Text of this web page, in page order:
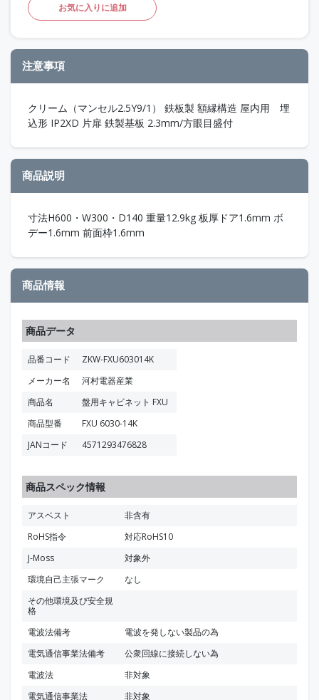
お気に入りに追加
注意事項
クリーム（マンセル2.5Y9/1） 鉄板製 額縁構造 屋内用 埋
込形 IP2XD 片扉 鉄製基板 2.3mm/方眼目盛付
商品説明
寸法H600・W300・D140 重量12.9kg 板厚ドア1.6mm ボ
デー1.6mm 前面枠1.6mm
商品情報
商品データ
品番コード
ZKW-FXU603014K
メーカー名
河村電器産業
商品名
盤用キャビネット FXU
商品型番
FXU 6030-14K
JANコード
4571293476828
商品スペック情報
アスベスト
非含有
RoHS指令
対応RoHS10
J-Moss
対象外
環境自己主張マーク
なし
その他環境及び安全規
格
電波法備考
電波を発しない製品の為
電気通信事業法備考
公衆回線に接続しない為
電波法
非対象
電気通信事業法
非対象